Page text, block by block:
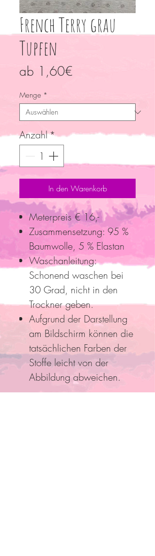
French Terry grau
Tupfen
ab 1,60€
Menge *
Anzahl*
In den Warenkorb
Meterpreis € 16,-
Zusammensetzung: 95 %
Baumwolle, 5 % Elastan
Waschanleitung:
Schonend waschen bei
30 Grad, nicht in den
Trockner geben.
Aufgrund der Darstellung
am Bildschirm können die
tatsächlichen Farben der
Stoffe leicht von der
Abbildung abweichen.